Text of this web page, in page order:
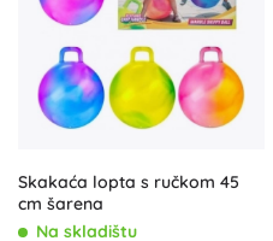
Skakaća lopta s ručkom 45
cm šarena
Na skladištu